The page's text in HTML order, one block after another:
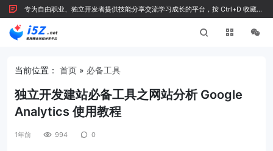
专为自由职业、独立开发者提供技能分享交流学习成长的平台，按 Ctrl+D 收藏我
们
当前位置： 首页 » 必备工具
独立开发建站必备工具之网站分析 Google
Analytics 使用教程
1年前 994 0